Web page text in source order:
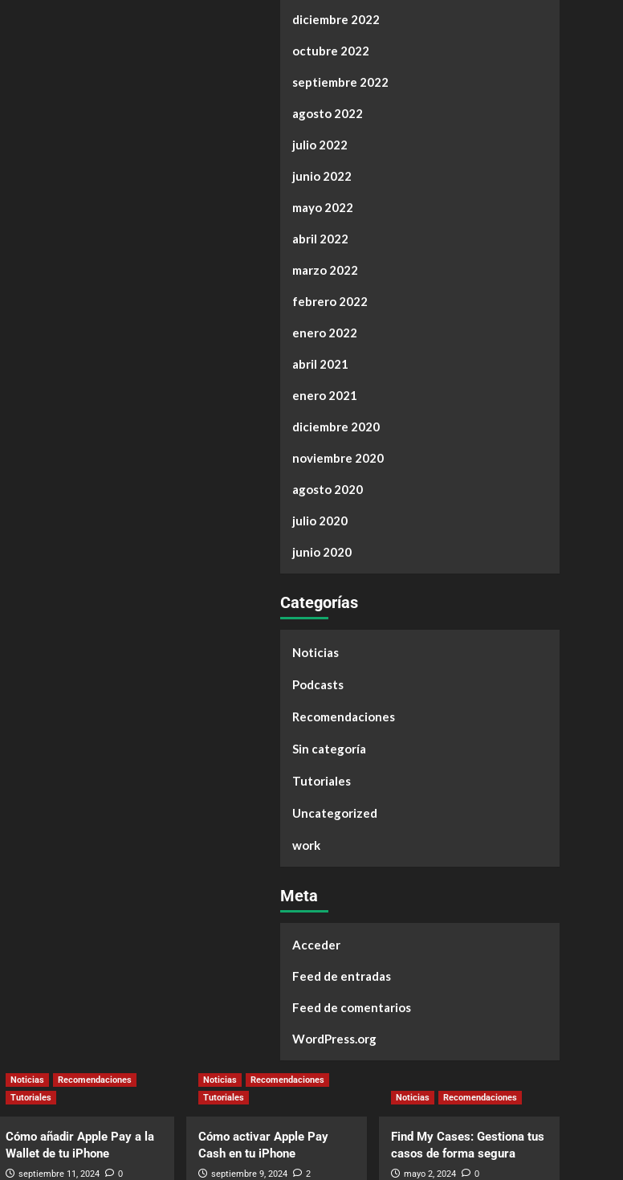
diciembre 2022
octubre 2022
septiembre 2022
agosto 2022
julio 2022
junio 2022
mayo 2022
abril 2022
marzo 2022
febrero 2022
enero 2022
abril 2021
enero 2021
diciembre 2020
noviembre 2020
agosto 2020
julio 2020
junio 2020
Categorías
Noticias
Podcasts
Recomendaciones
Sin categoría
Tutoriales
Uncategorized
work
Meta
Acceder
Feed de entradas
Feed de comentarios
WordPress.org
Noticias
Recomendaciones
Tutoriales
Cómo añadir Apple Pay a la
Wallet de tu iPhone
septiembre 11, 2024 0
Noticias
Recomendaciones
Tutoriales
Cómo activar Apple Pay
Cash en tu iPhone
septiembre 9, 2024 2
Noticias Recomendaciones
Find My Cases: Gestiona tus
casos de forma segura
mayo 2, 2024 0